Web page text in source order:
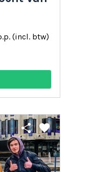
(incl. btw)
share favorite